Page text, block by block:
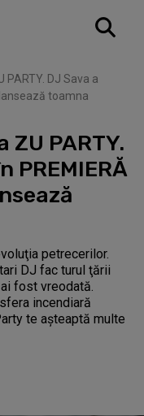
PARTY. DJ Sava a
toamna
PARTY.
PREMIERĂ
petrecerilor.
DJ fac turul ţării
fost vreodată.
incendiară
te aşteaptă multe